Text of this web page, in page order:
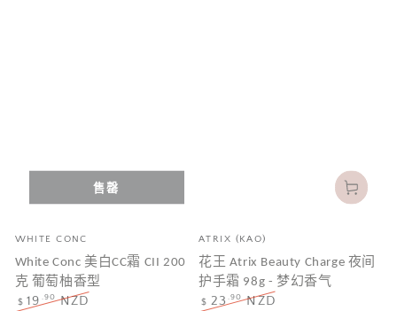
品
WHITE CONC
White Conc 美白CC霜 CII 200
克 葡萄柚香型
$ 19 .90NZD
售罄
品
牌
ATRIX (KAO)
花王 Atrix Beauty Charge 夜间
护手霜 98g - 梦幻香气
$ 23 .90NZD